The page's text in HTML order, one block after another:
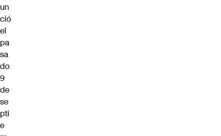
un
ció
el
pa
sa
do
9
de
se
pti
e